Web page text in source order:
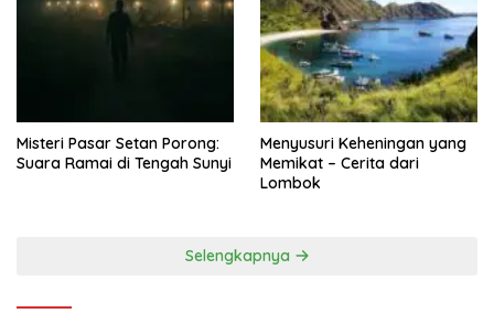
Misteri Pasar Setan Porong:
Suara Ramai di Tengah Sunyi
Menyusuri Keheningan yang
Memikat – Cerita dari
Lombok
Selengkapnya